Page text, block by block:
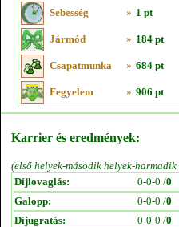
Sebesség » 1 pt
Jármód » 184 pt
Csapatmunka » 684 pt
Fegyelem » 906 pt
Karrier és eredmények:
(első helyek-második helyek-
Díjlovaglás:
0-0-0 /0
Galopp:
0-0-0 /0
Díjugratás:
0-0-0 /0